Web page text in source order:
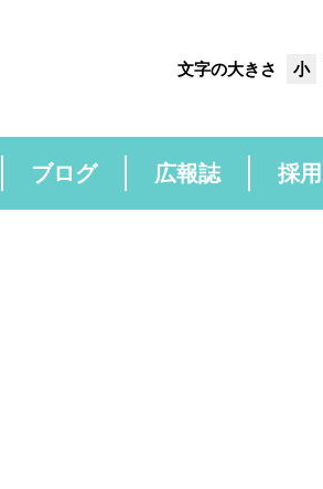
文字の大きさ 小
ブログ 広報誌 採用